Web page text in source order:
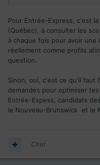
Merci pour ta réponse et
Pour Entrée-Express, c'est
(Québec), à consulter les
à chaque fois pour avoir
réellement comme profils
question.
Sinon, oui, c'est ce qu'il faut
demandes pour optimiser
Entrée-Expess, candidats
le Nouveau-Brunswick et le
Citer